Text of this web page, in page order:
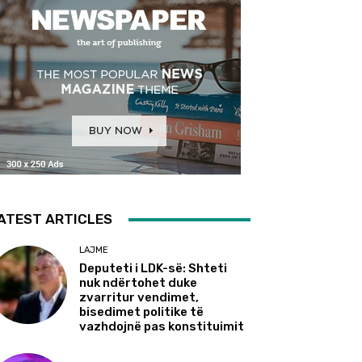
ARTICLES
LAJME
Deputeti i LDK-së: Shteti
nuk ndërtohet duke
zvarritur vendimet,
bisedimet politike të
vazhdojnë pas konstituimit